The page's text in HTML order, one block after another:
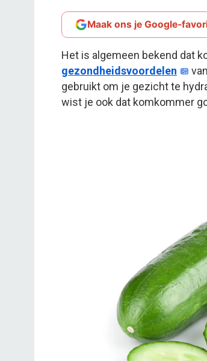
Maak ons je Google-
Het is algemeen bekend dat
gezondheidsvoordelen
gebruikt om je gezicht te
wist je ook dat komkommer